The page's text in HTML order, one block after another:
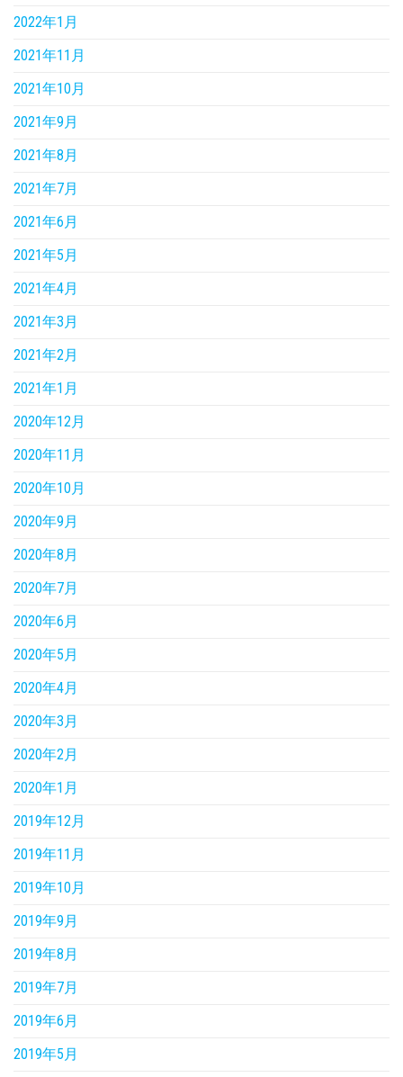
2022年1月
2021年11月
2021年10月
2021年9月
2021年8月
2021年7月
2021年6月
2021年5月
2021年4月
2021年3月
2021年2月
2021年1月
2020年12月
2020年11月
2020年10月
2020年9月
2020年8月
2020年7月
2020年6月
2020年5月
2020年4月
2020年3月
2020年2月
2020年1月
2019年12月
2019年11月
2019年10月
2019年9月
2019年8月
2019年7月
2019年6月
2019年5月